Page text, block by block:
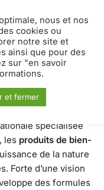
0
spécialisée
, les produits de bien-
de la nature
Forte d’une vision
des formules
nous et nos
cookies ou
notre site et
ainsi que pour des
sur "en savoir
et fermer